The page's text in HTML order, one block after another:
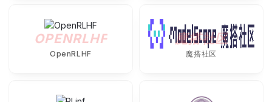
OPENRLHF
OpenRLHF
魔搭社区
魔搭社区